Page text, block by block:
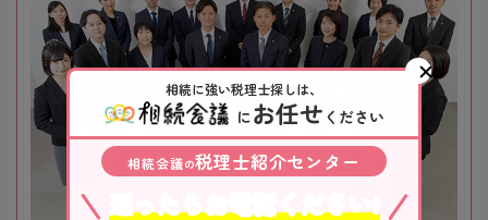
相続に強い税理士探しは、
にお任せ ください
相続会議の税理士紹介センター